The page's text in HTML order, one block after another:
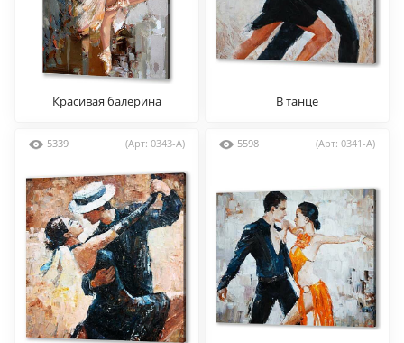
Красивая балерина В танце
5339 (Арт: 0343-A) 5598 (Арт: 0341-A)